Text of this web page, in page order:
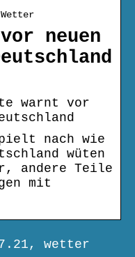
neuen
warnt vor
nach wie
wüten
andere Teile
mit
wetter